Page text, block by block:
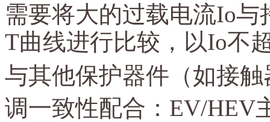
需要将大的过载电流Io
T曲线进行比较，以Io不
与其他保护器件（如接
调一致性配合： EV/HEV